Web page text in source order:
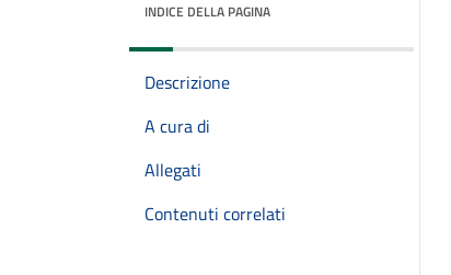
INDICE DELLA PAGINA
Descrizione
A cura di
Allegati
Contenuti correlati